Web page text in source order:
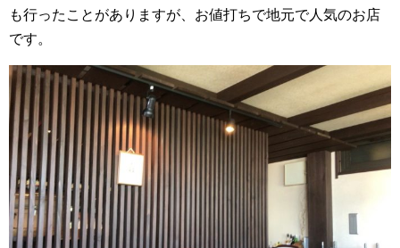
も行ったことがありますが、お値打ちで地元で人気のお店
です。